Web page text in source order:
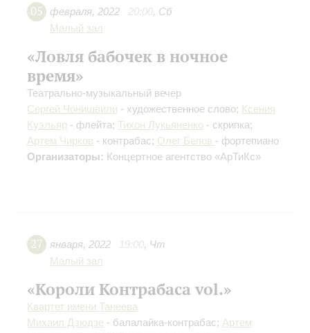
05 февраля, 2022 20:00, Сб
Малый зал
«Ловля бабочек в ночное
время»
Театрально-музыкальный вечер
Сергей Чонишвили - художественное слово; Ксения
Куэльяр - флейта; Тихон Лукьяненко - скрипка;
Артем Чирков - контрабас; Олег Белов - фортепиано
Организаторы: Концертное агентство «АрТиКс»
27 января, 2022 19:00, Чт
Малый зал
«Короли Контрабаса vol.»
Квартет имени Танеева
Михаил Дзюдзе - балалайка-контрабас; Артем